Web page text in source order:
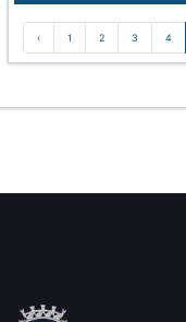
‹ 1 2 3 4